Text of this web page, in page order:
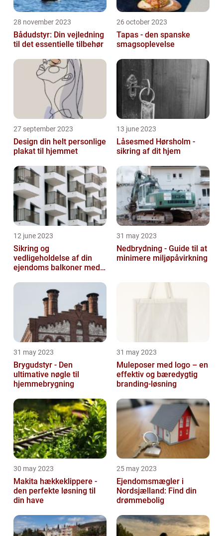
28 november 2023
Bådudstyr: Din vejledning
til det essentielle tilbehør
26 october 2023
Tapas - den spanske
smagsoplevelse
27 september 2023
Design din helt personlige
plakat til hjemmet
13 june 2023
Låsesmed Hørsholm -
sikring af dit hjem
12 june 2023
Sikring og
vedligeholdelse af din
ejendoms balkoner med
31 may 2023
Nedbrydning - Guide til at
minimere miljøpåvirkning
31 may 2023
Brygudstyr - Den
ultimative nøgle til
hjemmebrygning
31 may 2023
Muleposer med logo – en
effektiv og bæredygtig
branding-løsning
30 may 2023
Makita hækkeklippere -
den perfekte løsning til
din have
25 may 2023
Ejendomsmægler i
Nordsjælland: Find din
drømmebolig